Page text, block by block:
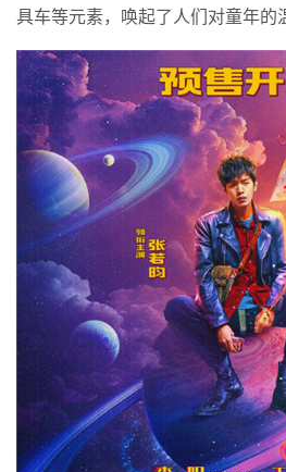
具车等元素，唤起了人们对童年的